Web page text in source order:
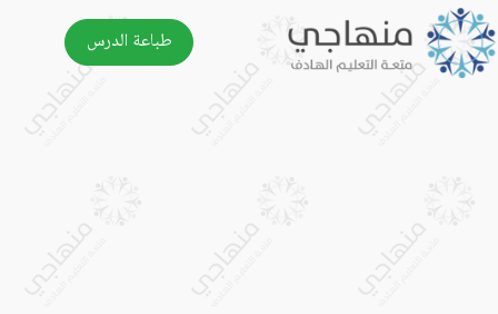
طباعة الدرس